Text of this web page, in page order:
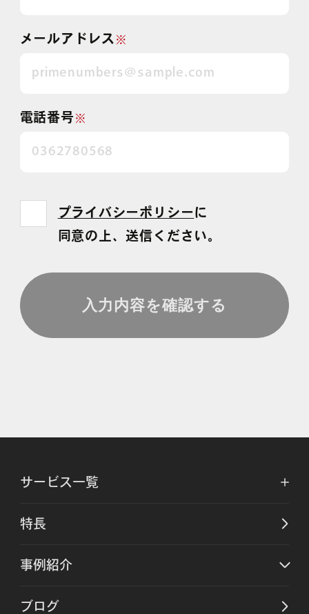
※
メールアドレス
※
電話番号
プライバシーポリシー に
同意の上、送信ください。
サービス一覧
特長
事例紹介
ブログ